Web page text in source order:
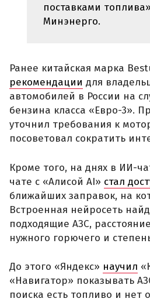
поставками
Минэнерго.
Ранее китайская марка
рекомендации для
автомобилей в России на
бензина класса «Евро-3».
уточнил требования к
посоветовал сократить
Кроме того, на днях в ИИ-
чате с «Алисой AI» стал
ближайших заправок, на
Встроенная нейросеть
подходящие АЗС,
нужного горючего и
До этого «Яндекс» научил
«Навигатор» показывать
поиска есть топливо и нет